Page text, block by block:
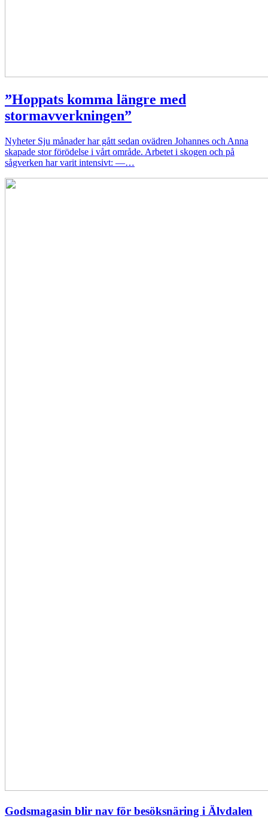
”Hoppats komma längre med
stormavverkningen”
Nyheter Sju månader har gått sedan ovädren Johannes och Anna
skapade stor förödelse i vårt område. Arbetet i skogen och på
sågverken har varit intensivt: —…
Godsmagasin blir nav för besöksnäring i Älvdalen